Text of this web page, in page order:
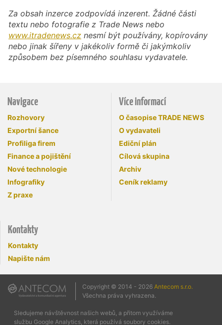
Za obsah inzerce zodpovídá inzerent. Žádné části
textu nebo fotografie z Trade News nebo
www.itradenews.cz nesmí být používány, kopírovány
nebo jinak šířeny v jakékoliv formě či jakýmkoliv
způsobem bez písemného souhlasu vydavatele.
Navigace
Rozhovory
Exportní šance
Profiliga firem
Finance a pojištění
Nové technologie
Infografiky
Z praxe
Více informací
O časopise TRADE NEWS
O vydavateli
Ediční plán
Cílová skupina
Archiv
Ceník reklamy
Kontakty
Kontakty
Napište nám
Copyright © 2014 - 2026 Antecom s.r.o.
Všechna práva vyhrazena.
Sledujeme návštěvnost našich webů, a přitom využíváme
službu Google Analytics, která používá soubory cookies.